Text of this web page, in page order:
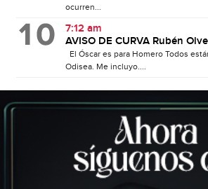
ocurren...
7:12 am
AVISO DE CURVA Rubén
El Óscar es para Homero Todos
Odisea. Me incluyo....